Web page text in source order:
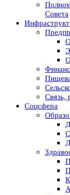
Совета
Связь,
Соцсфера